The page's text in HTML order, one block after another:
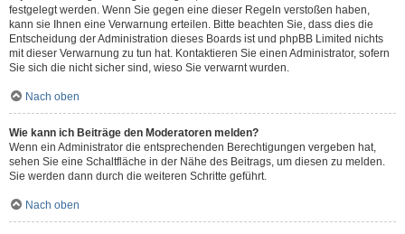
festgelegt werden. Wenn Sie gegen eine dieser Regeln verstoßen haben,
kann sie Ihnen eine Verwarnung erteilen. Bitte beachten Sie, dass dies die
Entscheidung der Administration dieses Boards ist und phpBB Limited nichts
mit dieser Verwarnung zu tun hat. Kontaktieren Sie einen Administrator, sofern
Sie sich die nicht sicher sind, wieso Sie verwarnt wurden.
Nach oben
Wie kann ich Beiträge den Moderatoren melden?
Wenn ein Administrator die entsprechenden Berechtigungen vergeben hat,
sehen Sie eine Schaltfläche in der Nähe des Beitrags, um diesen zu melden.
Sie werden dann durch die weiteren Schritte geführt.
Nach oben